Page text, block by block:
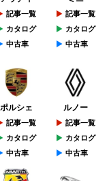
記事一覧
カタログ
中古車
記事一覧
カタログ
中古車
ポルシェ
記事一覧
カタログ
中古車
ルノー
記事一覧
カタログ
中古車